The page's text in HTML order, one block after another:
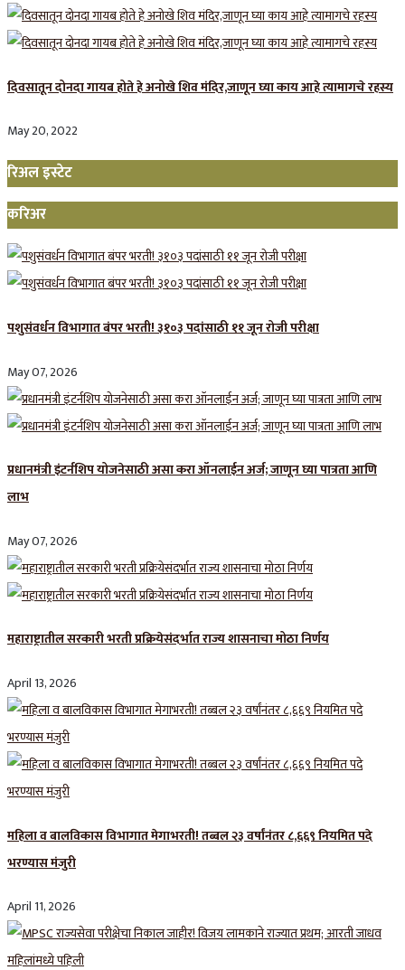
दिवसातून दोनदा गायब होते हे अनोखे शिव मंदिर,जाणून घ्या काय आहे त्यामागचे रहस्य
May 20, 2022
रिअल इस्टेट
करिअर
पशुसंवर्धन विभागात बंपर भरती! ३१०३ पदांसाठी ११ जून रोजी परीक्षा
May 07, 2026
प्रधानमंत्री इंटर्नशिप योजनेसाठी असा करा ऑनलाईन अर्ज; जाणून घ्या पात्रता आणि
लाभ
May 07, 2026
महाराष्ट्रातील सरकारी भरती प्रक्रियेसंदर्भात राज्य शासनाचा मोठा निर्णय
April 13, 2026
महिला व बालविकास विभागात मेगाभरती! तब्बल २३ वर्षांनंतर ८,६६९ नियमित पदे
भरण्यास मंजुरी
April 11, 2026